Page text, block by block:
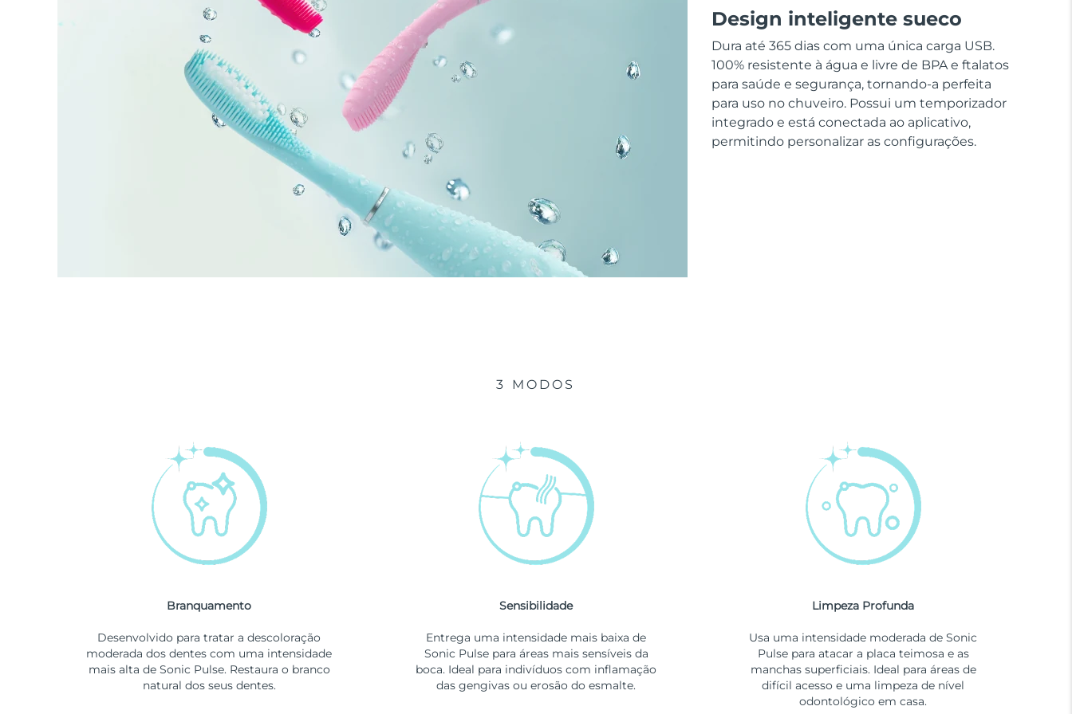
Design inteligente sueco
Dura até 365 dias com uma única carga USB.
100% resistente à água e livre de BPA e ftalatos
para saúde e segurança, tornando-a perfeita
para uso no chuveiro. Possui um temporizador
integrado e está conectada ao aplicativo,
permitindo personalizar as configurações.
3 MODOS
Branquamento
Desenvolvido para tratar a descoloração
moderada dos dentes com uma intensidade
mais alta de Sonic Pulse. Restaura o branco
natural dos seus dentes.
Sensibilidade
Entrega uma intensidade mais baixa de
Sonic Pulse para áreas mais sensíveis da
boca. Ideal para indivíduos com inflamação
das gengivas ou erosão do esmalte.
Limpeza Profunda
Usa uma intensidade moderada de Sonic
Pulse para atacar a placa teimosa e as
manchas superficiais. Ideal para áreas de
difícil acesso e uma limpeza de nível
odontológico em casa.